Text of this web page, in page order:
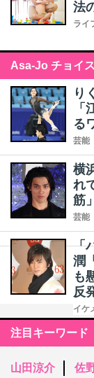
法
ライ
Asa-Jo チョイス
り
る
芸能
横
れ
筋
芸能
「
潤
も
反
イケ
注目キーワード
山田涼介 佐